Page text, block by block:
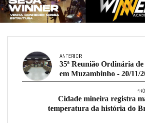
ANTERIOR
35ª Reunião Ordinária
em Muzambinho - 20/11/
Cidade mineira registra
temperatura da história do